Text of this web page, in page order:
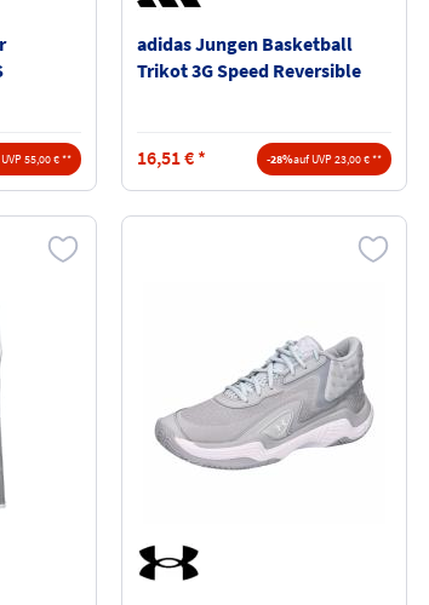
55,00 € **
adidas Jungen Basketball
Trikot 3G Speed Reversible
16,51€ * -28%auf UVP 23,00 € **